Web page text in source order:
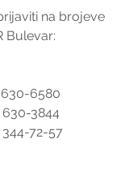
na brojeve
Bulevar:
630-6580
630-3844
344-72-57